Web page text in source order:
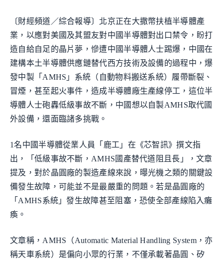
〔財經頻道／綜合報導〕北京正在大撒幣扶植半導體產
業，以應對美國及其盟友對中國半導體對出口禁令，盼打
造自給自足的晶片夢，慘遭中國半導體人士踢爆，中國在
建構本土半導體供應鏈替代西方技術及設備的過程中，爆
發中製「AMHS」系統（自動物料搬送系統）履帶斷裂、
冒煙，甚至起火事件，造成半導體廠生產線停工，這位半
導體人士砲轟低級事故不斷，中國想以自製AMHS取代國
外設備，還面臨諸多挑戰。
1名中國半導體從業人員「鹿工」在《芯智訊》撰文指
出，「低級事故不斷，AMHS國產替代道阻且長」，文章
提及，對於晶圓廠的製造產線來說，曝光機之類的關鍵設
備發生故障，可能並不是最嚴重的問題。若是晶圓廠的
「AMHS系統」發生故障甚至阻塞，恐使全部產線陷入癱
瘓。
文章稱，AMHS（Automatic Material Handling System，亦
稱天車系統）是偏向小眾的行業，不僅承載著晶圓、矽